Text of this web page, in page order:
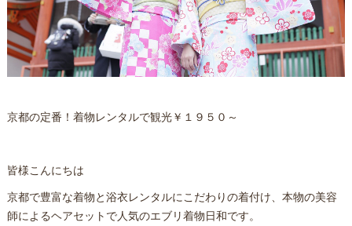
京都の定番！着物レンタルで観光￥１９５０～
皆様こんにちは
京都で豊富な着物と浴衣レンタルにこだわりの着付け、本物の美容
師によるヘアセットで人気のエブリ着物日和です。